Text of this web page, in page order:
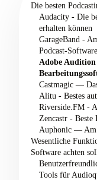
Über
Die besten
Audacity - Die
erhalten können
GarageBand -
Podcast-
Adobe
Castmagic —
Alitu - Bestes
Riverside.FM -
Zencastr -
Auphonic — Am
Wesentliche
Software achten
Tools für